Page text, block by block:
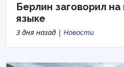
Берлин заговорил на
языке
3 дня назад | Новости